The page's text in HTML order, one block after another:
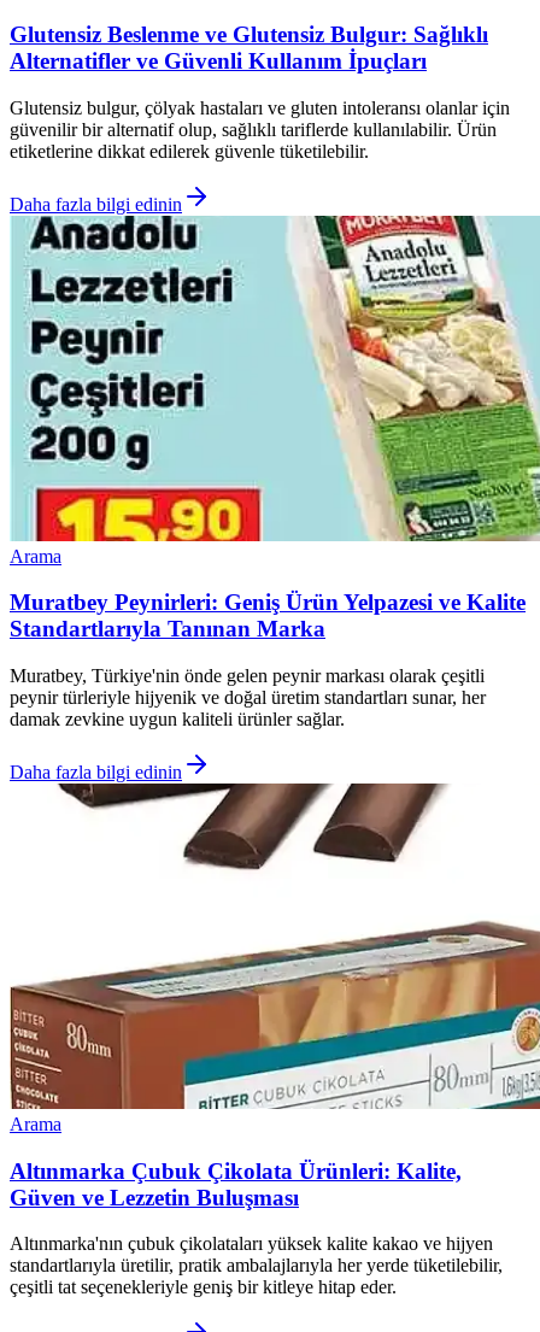
Glutensiz Beslenme ve Glutensiz Bulgur: Sağlıklı
Alternatifler ve Güvenli Kullanım İpuçları
Glutensiz bulgur, çölyak hastaları ve gluten intoleransı olanlar için
güvenilir bir alternatif olup, sağlıklı tariflerde kullanılabilir. Ürün
etiketlerine dikkat edilerek güvenle tüketilebilir.
Daha fazla bilgi edinin
Arama
Muratbey Peynirleri: Geniş Ürün Yelpazesi ve Kalite
Standartlarıyla Tanınan Marka
Muratbey, Türkiye'nin önde gelen peynir markası olarak çeşitli
peynir türleriyle hijyenik ve doğal üretim standartları sunar, her
damak zevkine uygun kaliteli ürünler sağlar.
Daha fazla bilgi edinin
Arama
Altınmarka Çubuk Çikolata Ürünleri: Kalite,
Güven ve Lezzetin Buluşması
Altınmarka'nın çubuk çikolataları yüksek kalite kakao ve hijyen
standartlarıyla üretilir, pratik ambalajlarıyla her yerde tüketilebilir,
çeşitli tat seçenekleriyle geniş bir kitleye hitap eder.